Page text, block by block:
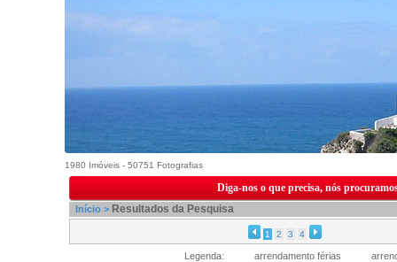
1980 Imóveis - 50751 Fotografias
Diga-nos o que precisa, nós
Início > Resultados da Pesquisa
1 2 3 4
Legenda: arrendamento férias